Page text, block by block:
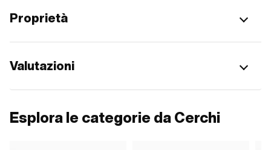
Proprietà
Valutazioni
Esplora le categorie da Cerchi